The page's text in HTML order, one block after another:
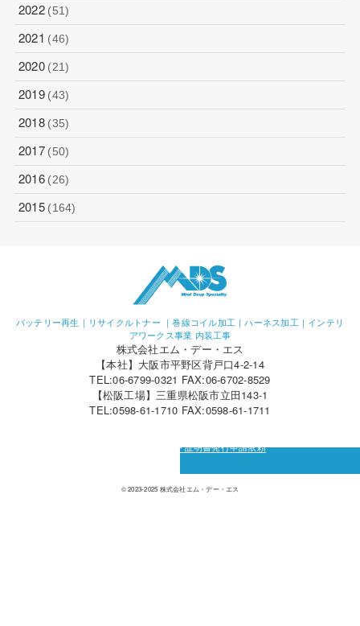
2022 (51)
2021 (46)
2020 (21)
2019 (43)
2018 (35)
2017 (50)
2016 (26)
2015 (164)
バッテリー再生｜リサイクルトナー ｜巻線コイル加工｜ハーネス加工｜インテリ
アワークス事業 内装工事
株式会社エム・デー・エス
【本社】大阪市平野区背戸口4-2-14
TEL:06-6799-0321 FAX:06-6702-8529
【松阪工場】三重県松阪市立田143-1
TEL:0598-61-1710 FAX:0598-61-1711
カーボン・オフセット証明書発行申請依頼
© 2023-2025 株式会社エム・デー・エス